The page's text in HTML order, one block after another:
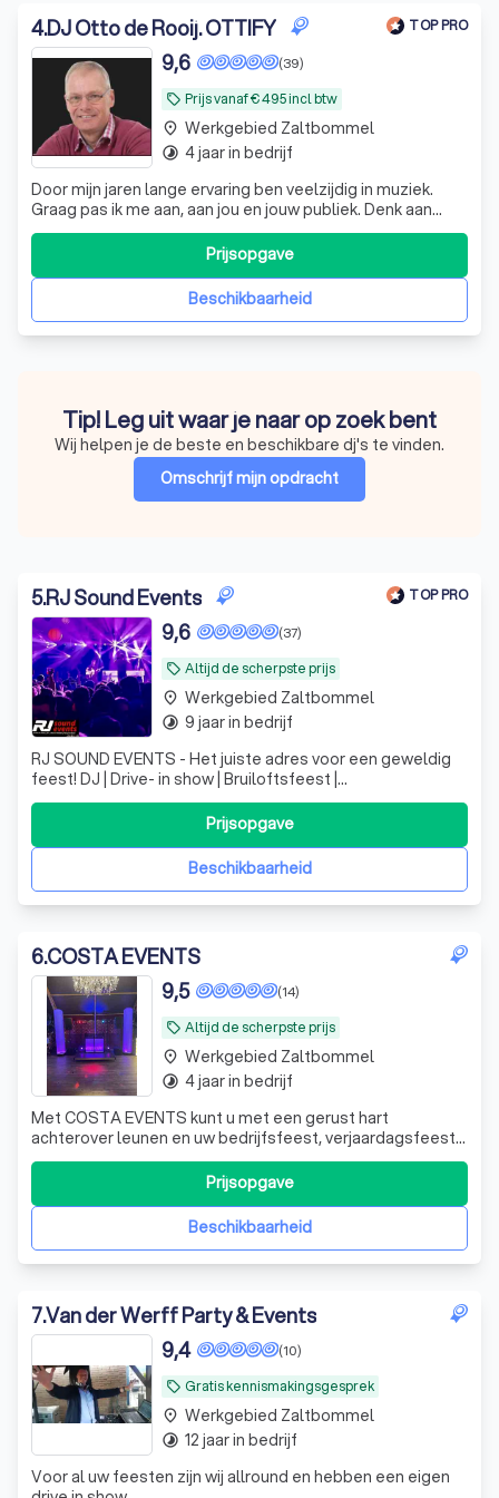
4. DJ Otto de Rooij. OTTIFY TOP PRO
local_offer Prijs vanaf € 495 incl btw
(39)
9,6
Door mijn jaren lange ervaring ben veelzijdig in muziek.
Graag pas ik me aan, aan jou en jouw publiek. Denk aan
Nederlandstalig, Carnaval, Disco, Dance, Rock, uit top 40
van 60, 70, 80, 90 tot nu
Beschikbaarheid
Prijsopgave
place Werkgebied Zaltbommel
timelapse 4 jaar in bedrijf
Tip! Leg uit waar je naar op zoek bent
Wij helpen je de beste en beschikbare dj's te vinden.
Omschrijf mijn opdracht
5.RJ Sound Events TOP PRO
local_offer Altijd de scherpste prijs
(37)
9,6
RJ SOUND EVENTS - Het juiste adres voor een geweldig
feest! DJ | Drive- in show | Bruiloftsfeest |
Verjaardagfeest| Bedrijfsfeest | Tentfeest | - Verhuur
feestartikelen | Verhuur licht en geluid
Beschikbaarheid
Prijsopgave
place Werkgebied Zaltbommel
timelapse 9 jaar in bedrijf
6.COSTA EVENTS
local_offer Altijd de scherpste prijs
(14)
9,5
Met COSTA EVENTS kunt u met een gerust hart
achterover leunen en uw bedrijfsfeest, verjaardagsfeest,
trouwfeest of complete drive-in show op elke locatie
nationaal en internationaal aan ons overlaten
Beschikbaarheid
Prijsopgave
place Werkgebied Zaltbommel
timelapse 4 jaar in bedrijf
7.Van der Werff Party & Events
local_offer Gratis kennismakingsgesprek
(10)
9,4
Voor al uw feesten zijn wij allround en hebben een eigen
place Werkgebied Zaltbommel
timelapse 12 jaar in bedrijf